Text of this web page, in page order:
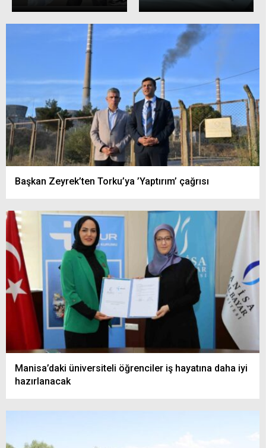
Başkan Zeyrek’ten Torku’ya ’Yaptırım’ çağrısı
Manisa’daki üniversiteli öğrenciler iş hayatına daha iyi
hazırlanacak